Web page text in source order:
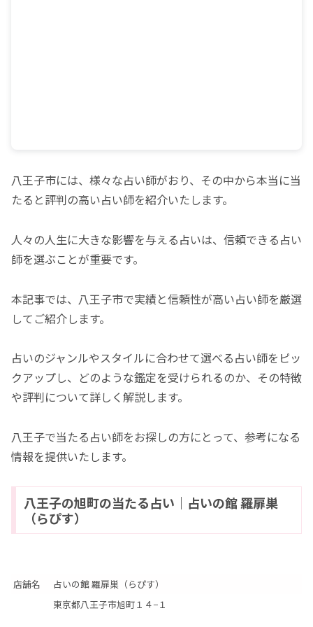
八王子市には、様々な占い師がおり、その中から本当に当
たると評判の高い占い師を紹介いたします。
人々の人生に大きな影響を与える占いは、信頼できる占い
師を選ぶことが重要です。
本記事では、八王子市で実績と信頼性が高い占い師を厳選
してご紹介します。
占いのジャンルやスタイルに合わせて選べる占い師をピッ
クアップし、どのような鑑定を受けられるのか、その特徴
や評判について詳しく解説します。
八王子で当たる占い師をお探しの方にとって、参考になる
情報を提供いたします。
八王子の旭町の当たる占い｜占いの館 羅扉巣
（らぴす）
店舗名
占いの館 羅扉巣（らぴす）
東京都八王子市旭町１４−１